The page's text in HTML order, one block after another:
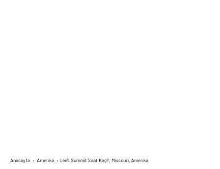
Anasayfa › Amerika › Lee’s Summit Saat Kaç?, Missouri, Amerika